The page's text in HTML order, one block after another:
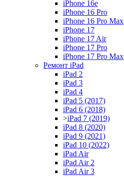
iPhone 16e
iPhone 16 Pro
iPhone 16 Pro Max
iPhone 17
iPhone 17 Air
iPhone 17 Pro
iPhone 17 Pro Max
Ремонт iPad
iPad 2
iPad 3
iPad 4
iPad 5 (2017)
iPad 6 (2018)
>iPad 7 (2019)
iPad 8 (2020)
iPad 9 (2021)
iPad 10 (2022)
iPad Air
iPad Air 2
iPad Air 3